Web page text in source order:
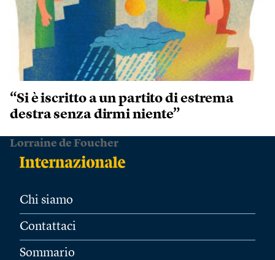
“Si è iscritto a un partito di estrema
destra senza dirmi niente”
Lorraine de Foucher
Chi siamo
Contattaci
Sommario